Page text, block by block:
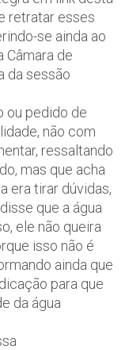
retratar esses
se ainda ao
Câmara de
da sessão
ou pedido de
não com
ressaltando
mas que acha
era tirar dúvidas,
que a água
ele não queira
isso não é
ainda que
para que
da água